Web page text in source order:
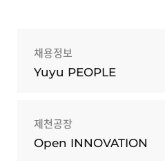
채용정보
Yuyu PEOPLE
제천공장
Open INNOVATION